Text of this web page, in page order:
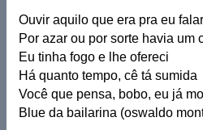
Ouvir aquilo que era pra eu falar
Por azar ou por sorte havia um
Eu tinha fogo e lhe ofereci
Há quanto tempo, cê tá sumida
Você que pensa, bobo, eu já
Blue da bailarina (oswaldo